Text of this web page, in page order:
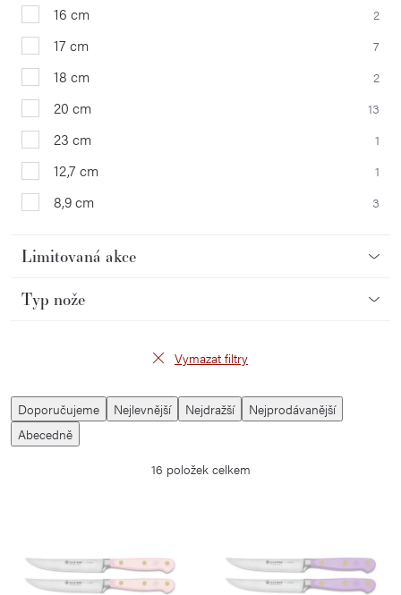
16 cm 2
17 cm 7
18 cm 2
20 cm 13
23 cm 1
12,7 cm 1
8,9 cm 3
Limitovaná akce
Typ nože
Vymazat filtry
V
ý
p
Ř
a
z
Doporučujeme Nejlevnější Nejdražší
Nejprodávanější
Abecedně
16 položek celkem